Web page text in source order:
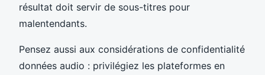
résultat doit servir de sous-titres pour
malentendants.
Pensez aussi aux considérations de confidentialité
données audio : privilégiez les plateformes en